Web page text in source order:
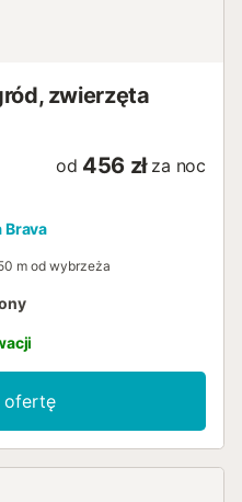
zwierzęta
od 456 zł za noc
Brava
m od wybrzeża
ofertę